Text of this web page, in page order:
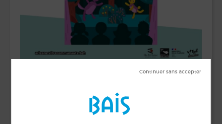
Un spectacle créé par Cécile Guimas et Laure